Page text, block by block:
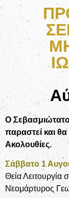
Ο
παραστεί και θα
Ακολουθίες.
Σάββατο 1
Θεία Λειτουργία
Νεομάρτυρος